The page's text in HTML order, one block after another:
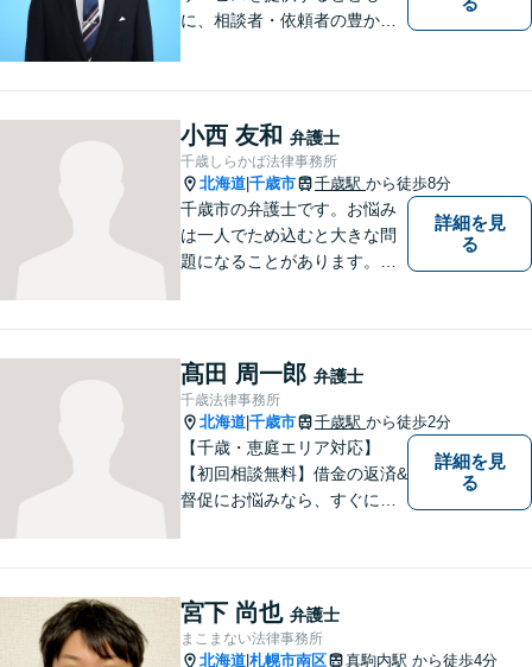
に、相談者・依頼者の豊かな
士小田康夫）
小西 友和 弁護士
千歳しらかば法律事務所
北海道 千歳市 千歳駅 から徒歩8分
千歳市の弁護士です。お悩み
は一人でため込むと大きな問
題になることがあります。ぜ
詳細を見
る
髙田 周一郎 弁護士
千歳法律事務所
北海道 千歳市 千歳駅 から徒歩2分
【千歳・恵庭エリア対応】
【初回相談無料】借金の返済&
督促にお悩みなら、すぐにご
産の解決実績多数！【千歳駅
徒歩２分】【分割払い可】
詳細を見
る
宮下 尚也 弁護士
まこまない法律事務所
北海道 札幌市南区 真駒内駅 から徒歩4分